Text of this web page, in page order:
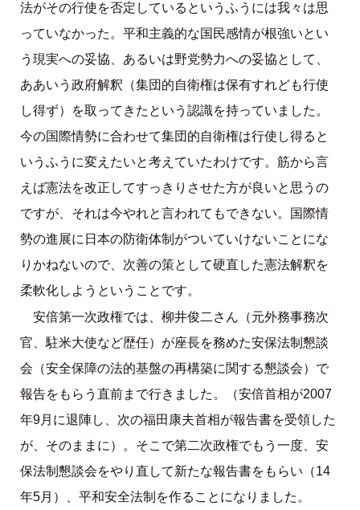
法がその行使を否定しているというふうには我々は思
っていなかった。平和主義的な国民感情が根強いとい
う現実への妥協、あるいは野党勢力への妥協として、
ああいう政府解釈（集団的自衛権は保有すれども行使
し得ず）を取ってきたという認識を持っていました。
今の国際情勢に合わせて集団的自衛権は行使し得ると
いうふうに変えたいと考えていたわけです。筋から言
えば憲法を改正してすっきりさせた方が良いと思うの
ですが、それは今やれと言われてもできない。国際情
勢の進展に日本の防衛体制がついていけないことにな
りかねないので、次善の策として硬直した憲法解釈を
柔軟化しようということです。
安倍第一次政権では、柳井俊二さん（元外務事務次
官、駐米大使など歴任）が座長を務めた安保法制懇談
会（安全保障の法的基盤の再構築に関する懇談会）で
報告をもらう直前まで行きました。（安倍首相が2007
年9月に退陣し、次の福田康夫首相が報告書を受領した
が、そのままに）。そこで第二次政権でもう一度、安
保法制懇談会をやり直して新たな報告書をもらい（14
年5月）、平和安全法制を作ることになりました。